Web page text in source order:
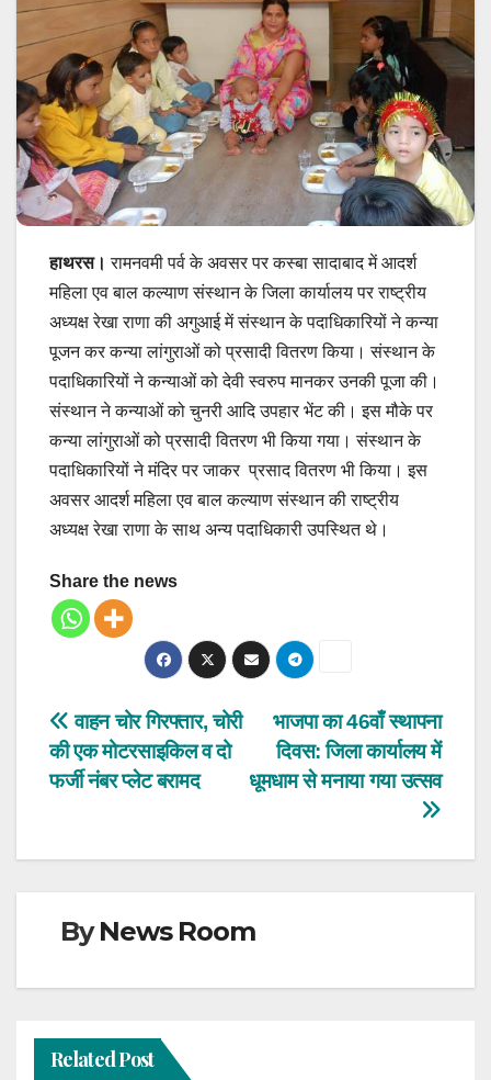
हाथरस। रामनवमी पर्व के अवसर पर कस्बा सादाबाद में आदर्श
महिला एव बाल कल्याण संस्थान के जिला कार्यालय पर राष्ट्रीय
अध्यक्ष रेखा राणा की अगुआई में संस्थान के पदाधिकारियों ने कन्या
पूजन कर कन्या लांगुराओं को प्रसादी वितरण किया। संस्थान के
पदाधिकारियों ने कन्याओं को देवी स्वरुप मानकर उनकी पूजा की।
संस्थान ने कन्याओं को चुनरी आदि उपहार भेंट की। इस मौके पर
कन्या लांगुराओं को प्रसादी वितरण भी किया गया। संस्थान के
पदाधिकारियों ने मंदिर पर जाकर प्रसाद वितरण भी किया। इस
अवसर आदर्श महिला एव बाल कल्याण संस्थान की राष्ट्रीय
अध्यक्ष रेखा राणा के साथ अन्य पदाधिकारी उपस्थित थे।
Share the news
Post
navigation
भाजपा का 46वाँ स्थापना
दिवस: जिला कार्यालय में
धूमधाम से मनाया गया उत्सव
वाहन चोर गिरफ्तार, चोरी
की एक मोटरसाइकिल व दो
फर्जी नंबर प्लेट बरामद
ByNews Room
Related Post